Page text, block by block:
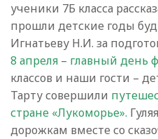
ученики 7Б класса
прошли детские годы
Игнатьеву Н.И. за
8 апреля – главный день
классов и наши гости –
Тарту совершили
стране «Лукоморье».
дорожкам вместе со